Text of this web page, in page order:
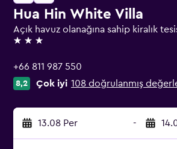
Hua Hin White Villa
Açık havuz olanağına sahip kiralık
3 yıldız
+66 811 987 550
8,2 Çok iyi 108 doğrulanmış
13.08 Per -